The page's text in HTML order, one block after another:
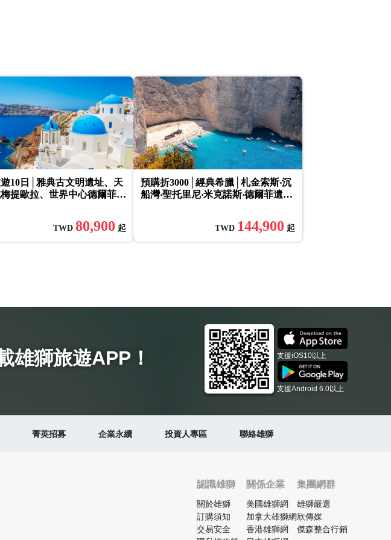
10日│雅典古文明遺址、天
提歐拉、世界中心德爾菲、
TWD 80,900 起
預購折3000│經典希臘│札金索斯‧沉
船灣‧聖托里尼‧米克諾斯‧德爾菲遺址‧
TWD 144,900 起
雄獅旅遊APP！ 支援iOS10以上
支援Android 6.0以上
菁英招募 企業永續 投資人專區 聯絡雄獅
認識雄獅
關於雄獅
訂購須知
交易安全
關係企業
美國雄獅網
加拿大雄獅網
香港雄獅網
集團網群
雄獅嚴選
欣傳媒
傑森整合行銷